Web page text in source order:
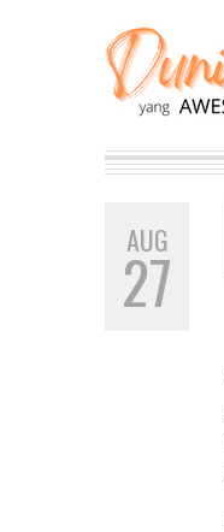
AUG
27